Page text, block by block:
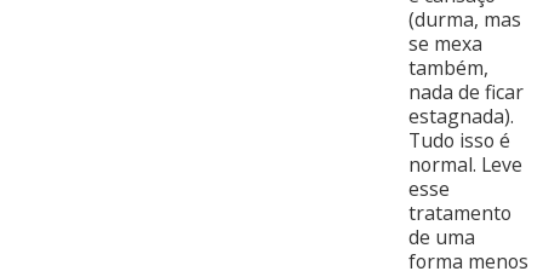
(durma, mas
se mexa
também,
nada de ficar
estagnada).
Tudo isso é
normal. Leve
esse
tratamento
de uma
forma menos